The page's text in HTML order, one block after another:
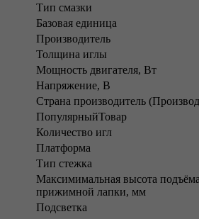
Тип смазки
Базовая единица
Производитель
Толщина иглы
Мощность двигателя, Вт
Напряжение, В
Страна производитель
ПопулярныйТовар
Количество игл
Платформа
Тип стежка
Максимимальная высота подъёма
прижимной лапки, мм
Подсветка